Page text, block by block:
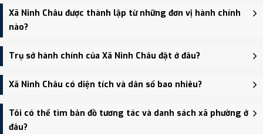
Xã Ninh Châu được thành lập từ những đơn vị hành chính
nào?
Xã Ninh Châu được thành lập trên cơ sở sáp nhập Xã Tân Ninh, Xã
Gia Ninh, Xã Duy Ninh, Xã Hải Ninh.
Trụ sở hành chính của Xã Ninh Châu đặt ở đâu?
Trụ sở hành chính mới của Xã Ninh Châu đặt tại UBND xã Gia Ninh
(cũ) - trung tâm khu vực thuận tiện giao thông.
Xã Ninh Châu có diện tích và dân số bao nhiêu?
Xã Ninh Châu có Diện tích: 86.03 km², Dân số: 30,098 người, Mật
độ dân số: Khoảng 349.86 người/km²
Tôi có thể tìm bản đồ tương tác và danh sách xã phường ở
đâu?